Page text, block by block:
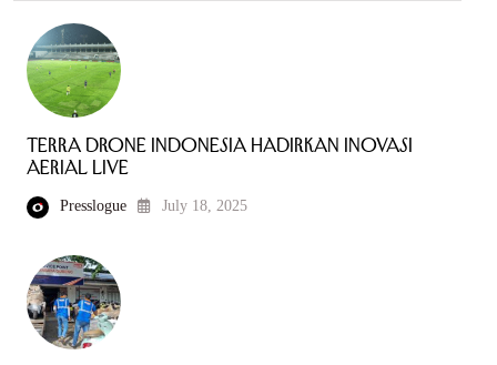
Terra Drone Indonesia Hadirkan Inovasi
Aerial Live
Presslogue July 18, 2025